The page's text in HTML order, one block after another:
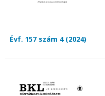
Évf. 157 szám 4 (2024)